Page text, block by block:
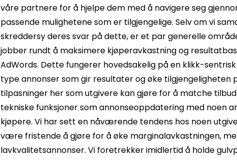
våre partnere for å hjelpe dem med å navigere seg
passende mulighetene som er tilgjengelige. Selv om vi
skreddersy deres svar på dette, er et par generelle
jobber rundt å maksimere kjøperavkastning og
AdWords. Dette fungerer hovedsakelig på en klikk-
type annonser som gir resultater og øke tilgjengeligheten
tilpasninger her som utgivere kan gjøre for å matche
tekniske funksjoner som annonseoppdatering med noen
kjøpere. Vi har sett en nåværende tendens hos noen
være fristende å gjøre for å øke marginalavkastningen,
lavkvalitetsannonser. Vi foretrekker imidlertid å holde